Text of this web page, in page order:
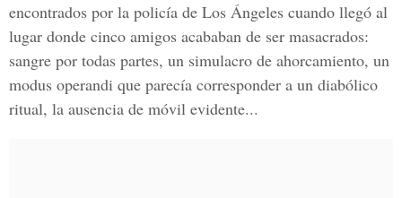
encontrados por la policía de Los Ángeles cuando llegó al
lugar donde cinco amigos acababan de ser masacrados:
sangre por todas partes, un simulacro de ahorcamiento, un
modus operandi que parecía corresponder a un diabólico
ritual, la ausencia de móvil evidente...